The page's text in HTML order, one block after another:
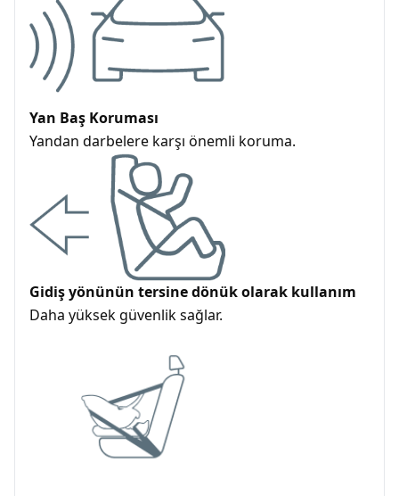
Yan Baş Koruması
Yandan darbelere karşı önemli koruma.
Gidiş yönünün tersine dönük olarak kullanım
Daha yüksek güvenlik sağlar.